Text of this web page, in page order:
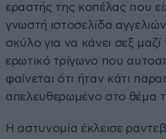
εραστής της κοπέλας που
γνωστή ιστοσελίδα
σκύλο για να κάνει σεξ
ερωτικό τρίγωνο που
φαίνεται ότι ήταν κάτι
απελευθερωμένο στο θέμα
Η αστυνομία έκλεισε